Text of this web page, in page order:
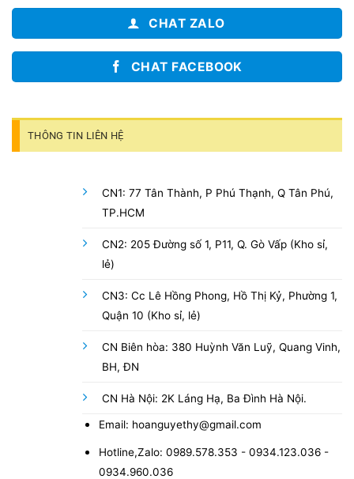
CHAT ZALO
CHAT FACEBOOK
THÔNG TIN LIÊN HỆ
CN1: 77 Tân Thành, P Phú Thạnh, Q Tân Phú,
TP.HCM
CN2: 205 Đường số 1, P11, Q. Gò Vấp (Kho sỉ,
lẻ)
CN3: Cc Lê Hồng Phong, Hồ Thị Kỷ, Phường 1,
Quận 10 (Kho sỉ, lẻ)
CN Biên hòa: 380 Huỳnh Văn Luỹ, Quang Vinh,
BH, ĐN
CN Hà Nội: 2K Láng Hạ, Ba Đình Hà Nội.
Email: hoanguyethy@gmail.com
Hotline,Zalo: 0989.578.353 - 0934.123.036 -
0934.960.036